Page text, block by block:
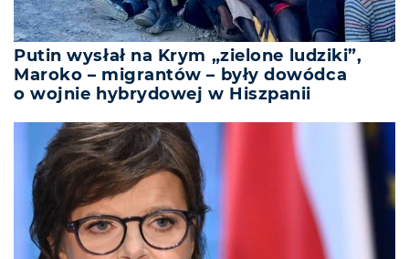
Putin wysłał na Krym „zielone ludziki”,
Maroko – migrantów – były dowódca
o wojnie hybrydowej w Hiszpanii